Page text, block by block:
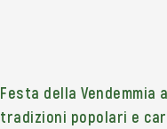
Festa della Vendemmia
tradizioni popolari e